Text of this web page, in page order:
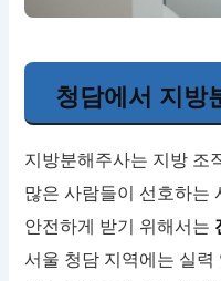
청담에서 지방
지방분해주사는 지방 조
많은 사람들이 선호하는
안전하게 받기 위해서는
서울 청담 지역에는 실